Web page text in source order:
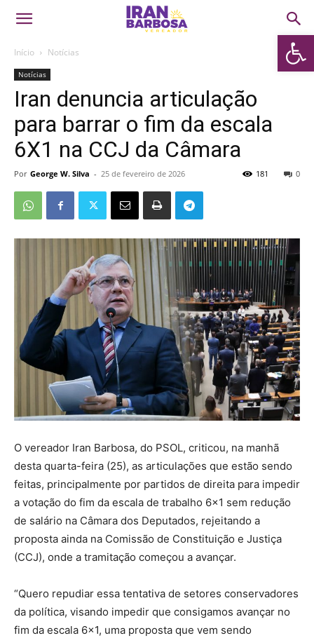
Abrir
Início Notícias
Notícias
Iran denuncia articulação
para barrar o fim da escala
6X1 na CCJ da Câmara
Por George W. Silva - 25 de fevereiro de 2026 0
181
O vereador Iran Barbosa, do PSOL, criticou, na manhã
desta quarta-feira (25), as articulações que estão sendo
feitas, principalmente por partidos de direita para impedir
a votação do fim da escala de trabalho 6×1 sem redução
de salário na Câmara dos Deputados, rejeitando a
proposta ainda na Comissão de Constituição e Justiça
(CCJ), onde a tramitação começou a avançar.
“Quero repudiar essa tentativa de setores conservadores
da política, visando impedir que consigamos avançar no
fim da escala 6×1, uma proposta que vem sendo